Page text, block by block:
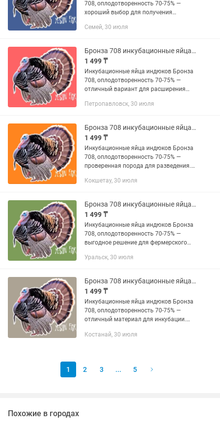
708, оплодотворенность 70-75% —
хороший выбор для получения
продуктивность и устойчивость. YESIN
Семей, 30 июля
Бронза 708 инкубационные яйца индюков выбор опытных фермеров
1 499 ₸
Инкубационные яйца индюков Бронза
708, оплодотворенность 70-75% —
отличный вариант для расширения
породы известны крупным весом и
Петропавловск, 30 июля
Бронза 708 инкубационные яйца индюков мощная мясная линия
1 499 ₸
Инкубационные яйца индюков Бронза
708, оплодотворенность 70-75% —
проверенная порода для разведения.
крепкими, отлично подходят для
Кокшетау, 30 июля
Бронза 708 инкубационные яйца индюков качественное потомство
1 499 ₸
Инкубационные яйца индюков Бронза
708, оплодотворенность 70-75% —
выгодное решение для фермерского
дают качественное мясо. YESIN FARM
Уральск, 30 июля
Бронза 708 инкубационные яйца индюков отличная генетика
1 499 ₸
Инкубационные яйца индюков Бронза
708, оплодотворенность 70-75% —
отличный материал для инкубации.
выживаемостью и крепким
Костанай, 30 июля
1 2 3 ... 5
Похожие в городах